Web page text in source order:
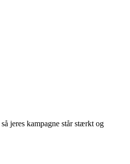
jeres kampagne står stærkt og